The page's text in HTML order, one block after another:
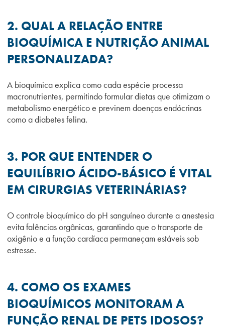
2. QUAL A RELAÇÃO ENTRE
BIOQUÍMICA E NUTRIÇÃO ANIMAL
PERSONALIZADA?
A bioquímica explica como cada espécie processa
macronutrientes, permitindo formular dietas que otimizam o
metabolismo energético e previnem doenças endócrinas
como a diabetes felina.
3. POR QUE ENTENDER O
EQUILÍBRIO ÁCIDO-BÁSICO É VITAL
EM CIRURGIAS VETERINÁRIAS?
O controle bioquímico do pH sanguíneo durante a anestesia
evita falências orgânicas, garantindo que o transporte de
oxigênio e a função cardíaca permaneçam estáveis sob
estresse.
4. COMO OS EXAMES
BIOQUÍMICOS MONITORAM A
FUNÇÃO RENAL DE PETS IDOSOS?